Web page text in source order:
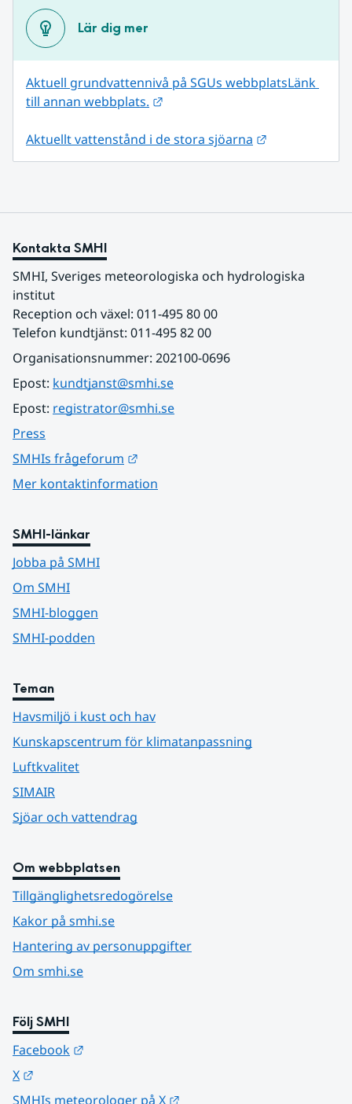
Lär dig mer
Aktuell grundvattennivå på SGUs webbplatsLänk
till annan webbplats.
Aktuellt vattenstånd i de stora sjöarna
Kontakta SMHI
SMHI, Sveriges meteorologiska och hydrologiska
institut
Reception och växel: 011-495 80 00
Telefon kundtjänst: 011-495 82 00
Organisationsnummer: 202100-0696
Epost: kundtjanst@smhi.se
Epost: registrator@smhi.se
Press
SMHIs frågeforum
Mer kontaktinformation
SMHI-länkar
Jobba på SMHI
Om SMHI
SMHI-bloggen
SMHI-podden
Teman
Havsmiljö i kust och hav
Kunskapscentrum för klimatanpassning
Luftkvalitet
SIMAIR
Sjöar och vattendrag
Om webbplatsen
Tillgänglighetsredogörelse
Kakor på smhi.se
Hantering av personuppgifter
Om smhi.se
Följ SMHI
Facebook
X
SMHIs meteorologer på X